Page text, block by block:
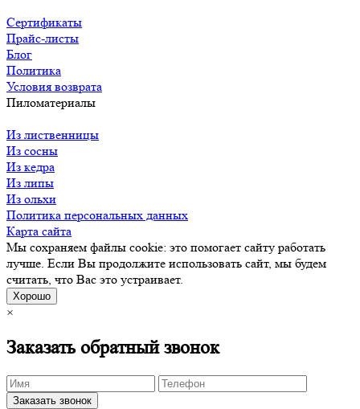
Сертификаты
Прайс-листы
Блог
Политика
Условия возврата
Пиломатериалы
Из лиственницы
Из сосны
Из кедра
Из липы
Из ольхи
Политика персональных данных
Карта сайта
Мы сохраняем файлы cookie: это помогает сайту работать
лучше. Если Вы продолжите использовать сайт, мы будем
считать, что Вас это устраивает.
Хорошо
×
Заказать обратный звонок